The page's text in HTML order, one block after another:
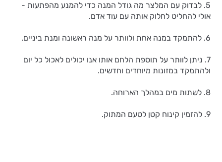
5. לבדוק עם המלצר מה גודל המנה כדי להמנע מהפתעות -
אולי להחליט לחלוק אותה עם עוד אדם.
6. להתמקד במנה אחת ולוותר על מנה ראשונה ומנת ביניים.
7. ניתן לוותר על תוספת הלחם אותו אנו יכולים לאכול כל יום
ולהתמקד במזונות מיוחדים וחדשים.
8. לשתות מים במהלך הארוחה.
9. להזמין קינוח קטן לטעם המתוק.